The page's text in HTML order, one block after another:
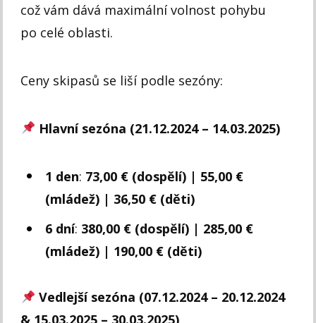
což vám dává maximální volnost pohybu
po celé oblasti.
Ceny skipasů se liší podle sezóny:
Hlavní sezóna (21.12.2024 – 14.03.2025)
1 den: 73,00 € (dospělí) | 55,00 €
(mládež) | 36,50 € (děti)
6 dní: 380,00 € (dospělí) | 285,00 €
(mládež) | 190,00 € (děti)
Vedlejší sezóna (07.12.2024 – 20.12.2024
& 15.03.2025 – 30.03.2025)